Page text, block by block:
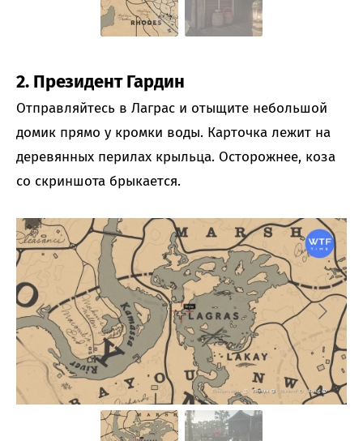
2. Президент Гардин
Отправляйтесь в Лаграс и отыщите небольшой
домик прямо у кромки воды. Карточка лежит на
деревянных перилах крыльца. Осторожнее, коза
со скриншота брыкается.